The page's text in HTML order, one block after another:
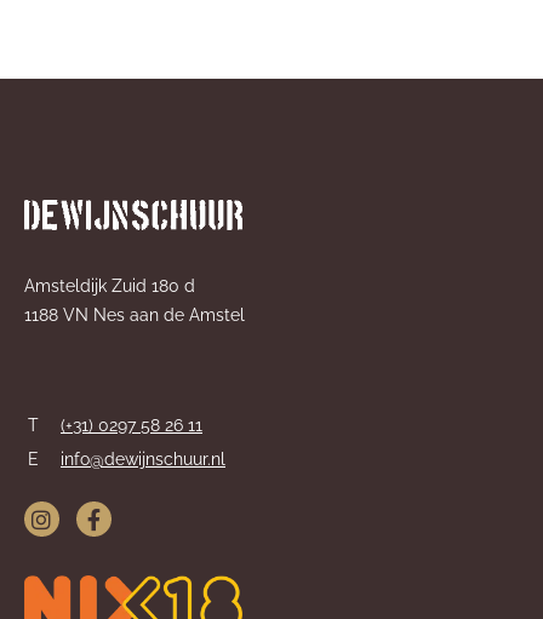
Amsteldijk Zuid 180 d
1188 VN Nes aan de Amstel
T
(+31) 0297 58 26 11
E
info@dewijnschuur.nl